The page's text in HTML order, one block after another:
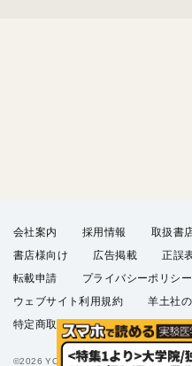
会社案内 採用情報 取扱書
書店様向け
広告掲載 正誤
転載申請
プライバシーポリシー
ウェブサイト利用規約
羊土社
特定商取引法に基づく表示
FAQ
©2026 YODOSHA CO., LTD. All Rights